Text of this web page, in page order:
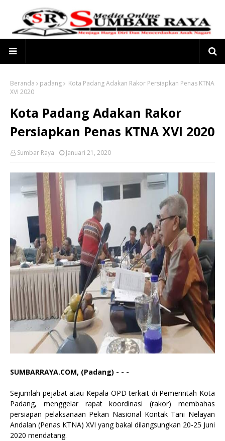
Beranda padang
Kota Padang Adakan Rakor Persiapkan Penas KTNA
XVI 2020
Kota Padang Adakan Rakor
Persiapkan Penas KTNA XVI 2020
Sumbar Raya Januari 21, 2020
SUMBARRAYA.COM, (Padang) - - -
Sejumlah pejabat atau Kepala OPD terkait di Pemerintah Kota
Padang, menggelar rapat koordinasi (rakor) membahas
persiapan pelaksanaan Pekan Nasional Kontak Tani Nelayan
Andalan (Penas KTNA) XVI yang bakal dilangsungkan 20-25 Juni
2020 mendatang.